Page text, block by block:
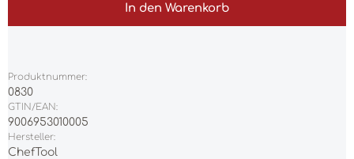
In den Warenkorb
Produktnummer:
0830
GTIN/EAN:
9006953010005
Hersteller:
ChefTool